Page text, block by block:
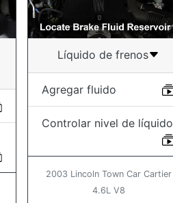
Líquido de frenos
Agregar fluido
Controlar nivel de líquido
2003 Lincoln Town Car Cartier
4.6L V8